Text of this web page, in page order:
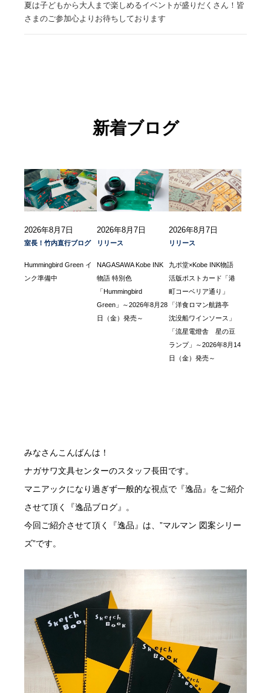
夏は子どもから大人まで楽しめるイベントが盛りだくさん！皆
さまのご参加心よりお待ちしております
新着ブログ
2026年8月7日
室長！竹内直行ブログ
Hummingbird Green イ
ンク準備中
2026年8月7日
リリース
NAGASAWA Kobe INK
物語 特別色
「Hummingbird
Green」～2026年8月28
日（金）発売～
2026年8月7日
リリース
九ポ堂×Kobe INK物語
活版ポストカード「港
町コーベリア通り」
「洋食ロマン航路亭
沈没船ワインソース」
「流星電燈舎 星の豆
ランプ」～2026年8月14
日（金）発売～
みなさんこんばんは！
ナガサワ文具センターのスタッフ長田です。
マニアックになり過ぎず一般的な視点で『逸品』をご紹介
させて頂く『逸品ブログ』。
今回ご紹介させて頂く『逸品』は、”マルマン 図案シリー
ズ”です。